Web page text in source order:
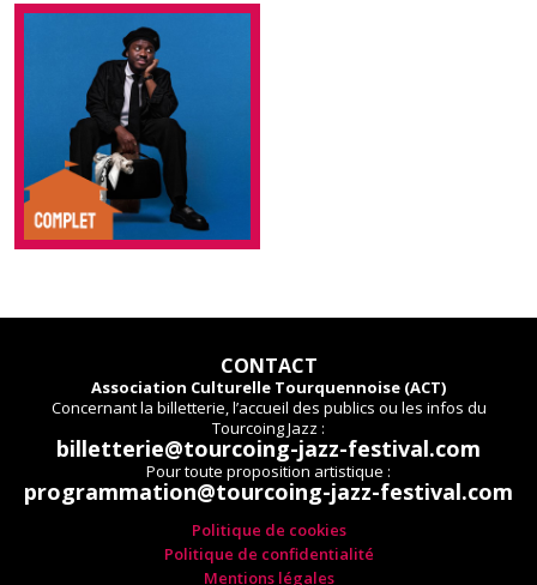
CONTACT
Association Culturelle Tourquennoise (ACT)
Concernant la billetterie, l’accueil des publics ou les infos du
Tourcoing Jazz :
billetterie@tourcoing-jazz-festival.com
Pour toute proposition artistique :
programmation@tourcoing-jazz-festival.com
Politique de cookies
Politique de confidentialité
Mentions légales